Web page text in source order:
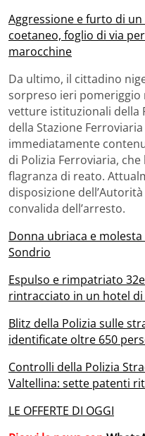
Aggressione e furto di
coetaneo, foglio di via
marocchine
Da ultimo, il cittadino
sorpreso ieri pomeriggio
vetture istituzionali della
della Stazione
immediatamente
di Polizia Ferroviaria,
flagranza di reato.
disposizione
convalida dell’arresto.
Donna ubriaca e
Sondrio
Espulso e rimpatriato
rintracciato in un hotel di
Blitz della Polizia sulle
identificate oltre 650
Controlli della Polizia
Valtellina: sette patenti
LE OFFERTE DI OGGI